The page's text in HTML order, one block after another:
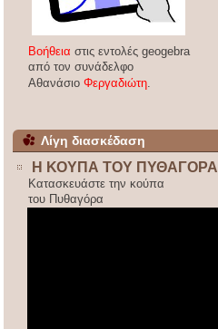
Βοήθειαστις εντολές geogebra
από τον συνάδελφο
ΑθανάσιοΦεργαδιώτη
Λίγη διασκέδαση
Η ΚΟΥΠΑ ΤΟΥ ΠΥΘΑΓΟΡΑ
Κατασκευάστε την κούπα
του Πυθαγόρα